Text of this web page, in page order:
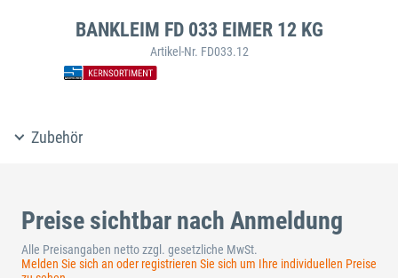
BANKLEIM FD 033 EIMER 12 KG
Artikel-Nr. FD033.12
Zubehör
Preise sichtbar nach Anmeldung
Alle Preisangaben netto zzgl. gesetzliche MwSt.
Melden Sie sich an oder registrieren Sie sich um Ihre individuellen Preise